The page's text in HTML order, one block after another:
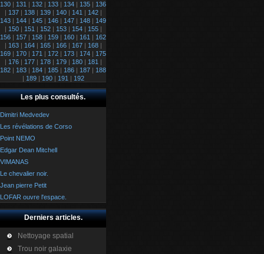
130 | 131 | 132 | 133 | 134 | 135 | 136
| 137| 138| 139| 140| 141 | 142|
143 | 144 | 145 | 146 | 147 | 148 | 149
| 150| 151 | 152| 153| 154| 155|
156 | 157 | 158 | 159 | 160 | 161 | 162
| 163| 164| 165| 166| 167| 168|
169 | 170 | 171 | 172 | 173 | 174 | 175
| 176| 177| 178| 179| 180| 181 |
182 | 183 | 184 | 185 | 186 | 187 | 188
| 189| 190| 191 | 192
Les plus consultés.
Dimitri Medvedev
Les révélations de Corso
Point NEMO
Edgar Dean Mitchell
VIMANAS
Le chevalier noir.
Jean pierre Petit
LOFAR ouvre l'espace.
Derniers articles.
Nettoyage spatial
Trou noir galaxie